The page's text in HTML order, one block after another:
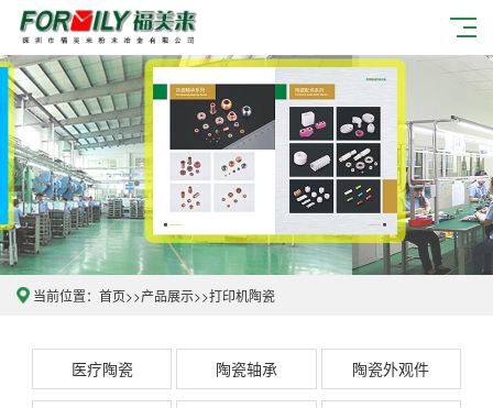
当前位置： 首页>>产品展示>>打印机陶瓷
医疗陶瓷 陶瓷轴承 陶瓷外观件